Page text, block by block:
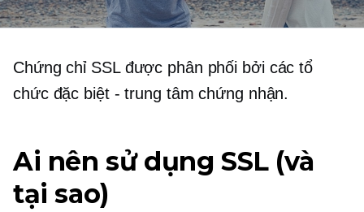
Chứng chỉ SSL được phân phối bởi các tổ
chức đặc biệt - trung tâm chứng nhận.
Ai nên sử dụng SSL (và
tại sao)